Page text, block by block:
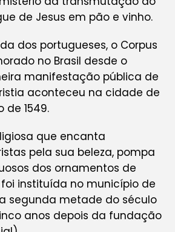
de Jesus em pão e vinho.
dos portugueses, o Corpus
no Brasil desde o
manifestação pública de
aconteceu na cidade de
de 1549.
que encanta
pela sua beleza, pompa
dos ornamentos de
instituída no município de
segunda metade do século
anos depois da fundação